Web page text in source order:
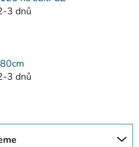
3 dnů
3 dnů